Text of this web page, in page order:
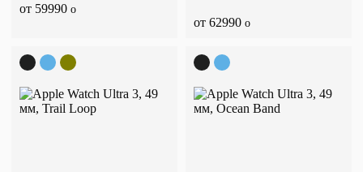
от 59990 o
от 62990 o